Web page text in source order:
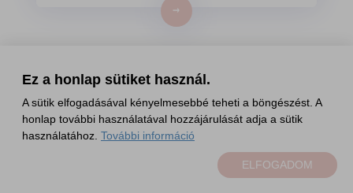
→
Ez a honlap sütiket használ.
A sütik elfogadásával kényelmesebbé teheti a böngészést. A
honlap további használatával hozzájárulását adja a sütik
használatához. További információ
ELFOGADOM